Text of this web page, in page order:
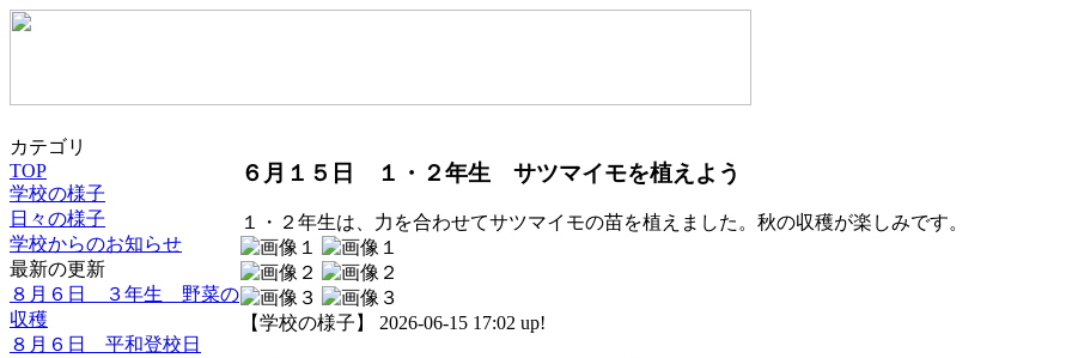
カテゴリ
TOP
学校の様子
日々の様子
学校からのお知らせ
最新の更新
８月６日 ３年生 野菜の
収穫
８月６日 平和登校日
６月１５日 １・２年生 サツマイモを植えよう
１・２年生は、力を合わせてサツマイモの苗を植えました。秋の収穫が楽しみです。
【学校の様子】 2026-06-15 17:02 up!